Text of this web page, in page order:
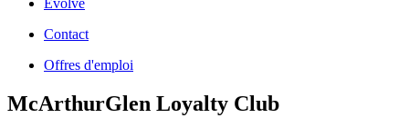
Contact
Offres d'emploi
McArthurGlen Loyalty Club